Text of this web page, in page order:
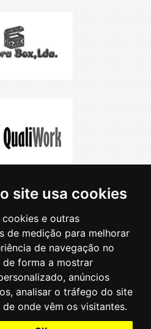
site usa cookies
e outras
de medição para melhorar
de navegação no
de forma a mostrar
anúncios
analisar o tráfego do site
de onde vêm os visitantes.
C
de Aveiro